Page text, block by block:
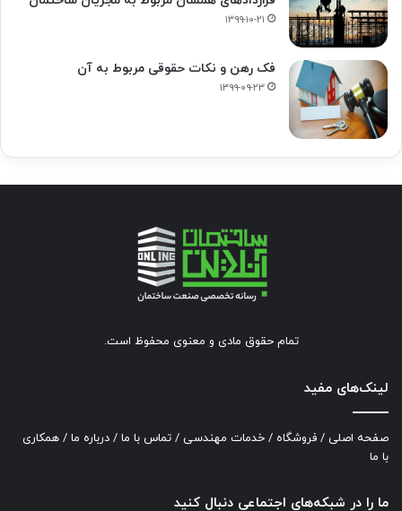
۱۳۹۹-۱۰-۲۱
فک‌ رهن و نکات حقوقی مربوط به آن
۱۳۹۹-۰۹-۲۳
تمام حقوق مادی و معنوی محفوظ است.
لینک‌های مفید
صفحه اصلی / فروشگاه / خدمات مهندسی / تماس با ما / درباره ما / همکاری
با ما
ما را در شبکه‌های اجتماعی دنبال کنید